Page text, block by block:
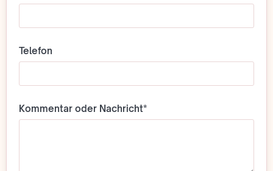
Telefon
Kommentar oder Nachricht*